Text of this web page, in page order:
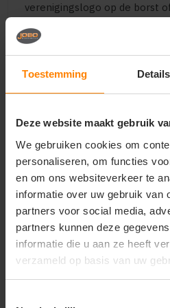
Toestemming Details
Deze website maakt gebruik
We gebruiken cookies om
personaliseren, om functies
en om ons websiteverkeer te
informatie over uw gebruik van
partners voor social media,
partners kunnen deze
informatie die u aan ze heeft
verzameld op basis van uw
verenigingslogo op de borst
Perfect voor:
Uniforme kleding voor
promotieteams en
merchandise voor merken en
Belangrijkste kenmerken:
Vulling:Hoogwaardige
optimale warmte-isolatie
Buitenstof:Winddicht en
materiaal dat beschermt
Pasvorm:Moderne
stijlvol, sportief en
Design:
Mouwloos model
kraag, robuuste ritssluiting en
Veredeling:Gladde en